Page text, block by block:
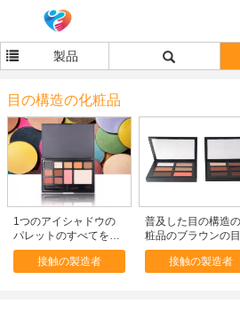
製品
目の構造の化粧品
1つのアイシャドウの
パレットのすべてを、
オレンジある調子を与
えられた構造パレット
接触の製造者
普及した目の構造
粧品のブラウンの
ための注文の暖か
イシャドウのパレッ
接触の製造者